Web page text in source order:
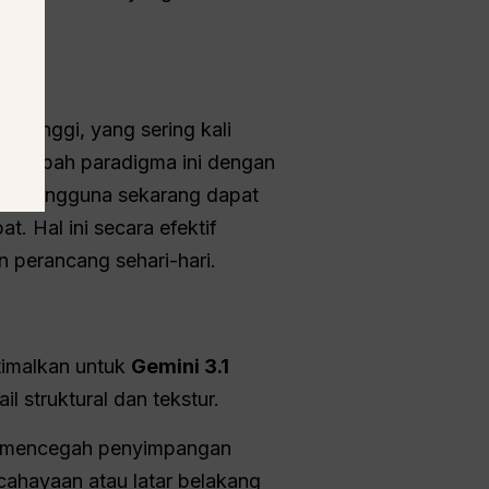
tinggi, yang sering kali
paradigma ini dengan
pengguna sekarang dapat
Hal ini secara efektif
perancang sehari-hari.
untuk Gemini 3.1
struktural dan tekstur.
penyimpangan
atau latar belakang